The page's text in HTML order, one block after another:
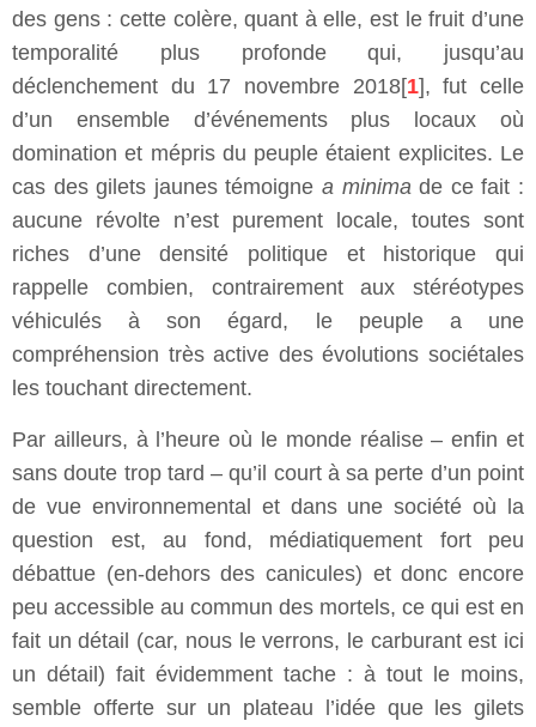
des gens : cette colère, quant à elle, est le fruit d’une
temporalité plus profonde qui, jusqu’au
déclenchement du 17 novembre 2018[1], fut celle
d’un ensemble d’événements plus locaux où
domination et mépris du peuple étaient explicites. Le
cas des gilets jaunes témoigne a minimade ce fait :
aucune révolte n’est purement locale, toutes sont
riches d’une densité politique et historique qui
rappelle combien, contrairement aux stéréotypes
véhiculés à son égard, le peuple a une
compréhension très active des évolutions sociétales
les touchant directement.
Par ailleurs, à l’heure où le monde réalise – enfin et
sans doute trop tard – qu’il court à sa perte d’un point
de vue environnemental et dans une société où la
question est, au fond, médiatiquement fort peu
débattue (en-dehors des canicules) et donc encore
peu accessible au commun des mortels, ce qui est en
fait un détail (car, nous le verrons, le carburant est ici
un détail) fait évidemment tache : à tout le moins,
semble offerte sur un plateau l’idée que les gilets